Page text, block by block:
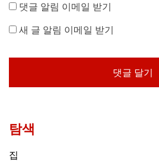
댓글 알림 이메일 받기
새 글 알림 이메일 받기
탐색
집